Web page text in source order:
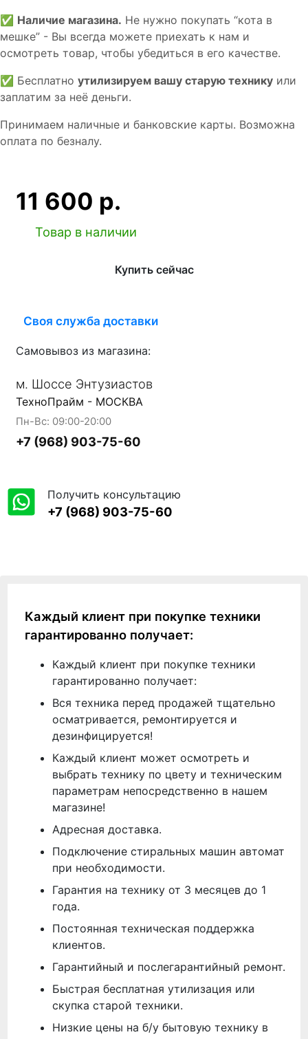
✅ Наличие магазина. Не нужно покупать “кота в
мешке” - Вы всегда можете приехать к нам и
осмотреть товар, чтобы убедиться в его качестве.
✅ Бесплатно утилизируем вашу старую технику или
заплатим за неё деньги.
Принимаем наличные и банковские карты. Возможна
оплата по безналу.
11 600 р.
Товар в наличии
Купить сейчас
Своя служба доставки
Самовывоз из магазина:
м. Шоссе Энтузиастов
ТехноПрайм - МОСКВА
Пн-Вс: 09:00-20:00
+7 (968) 903-75-60
Получить консультацию
+7 (968) 903-75-60
Каждый клиент при покупке техники
гарантированно получает:
Каждый клиент при покупке техники
гарантированно получает:
Вся техника перед продажей тщательно
осматривается, ремонтируется и
дезинфицируется!
Каждый клиент может осмотреть и
выбрать технику по цвету и техническим
параметрам непосредственно в нашем
магазине!
Адресная доставка.
Подключение стиральных машин автомат
при необходимости.
Гарантия на технику от 3 месяцев до 1
года.
Постоянная техническая поддержка
клиентов.
Гарантийный и послегарантийный ремонт.
Быстрая бесплатная утилизация или
скупка старой техники.
Низкие цены на б/у бытовую технику в